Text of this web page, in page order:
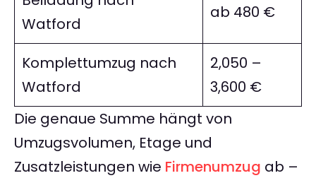
Watford
ab 480 €
Komplettumzug nach
Watford
2,050 –
3,600 €
Die genaue Summe hängt von
Umzugsvolumen, Etage und
Zusatzleistungen wie Firmenumzug ab –